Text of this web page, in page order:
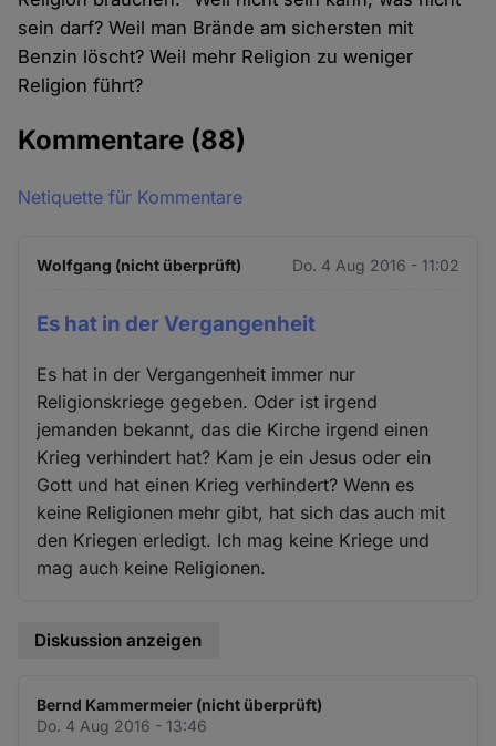
sein darf? Weil man Brände am sichersten mit
Benzin löscht? Weil mehr Religion zu weniger
Religion führt?
Kommentare (88)
Netiquette für Kommentare
Wolfgang (nicht überprüft) Do. 4 Aug 2016 - 11:02
Es hat in der Vergangenheit
Es hat in der Vergangenheit immer nur
Religionskriege gegeben. Oder ist irgend
jemanden bekannt, das die Kirche irgend einen
Krieg verhindert hat? Kam je ein Jesus oder ein
Gott und hat einen Krieg verhindert? Wenn es
keine Religionen mehr gibt, hat sich das auch mit
den Kriegen erledigt. Ich mag keine Kriege und
mag auch keine Religionen.
Diskussion anzeigen
Bernd Kammermeier (nicht überprüft)
Do. 4 Aug 2016 - 13:46